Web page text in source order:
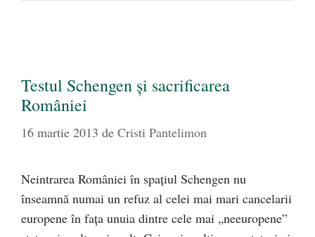
Testul Schengen şi sacrificarea
României
16 martie 2013 de Cristi Pantelimon
Neintrarea României în spaţiul Schengen nu
înseamnă numai un refuz al celei mai mari cancelarii
europene în faţa unuia dintre cele mai „neeuropene”